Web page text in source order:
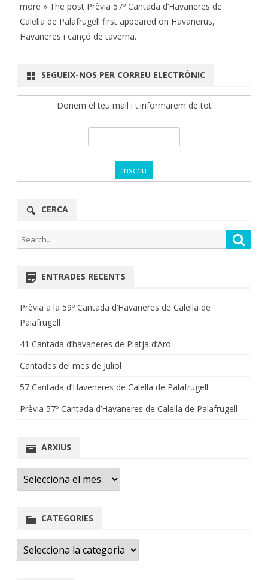
more » The post Prèvia 57º Cantada d’Havaneres de
Calella de Palafrugell first appeared on Havanerus,
Havaneres i cançó de taverna.
SEGUEIX-NOS PER CORREU ELECTRÒNIC
Donem el teu mail i t'informarem de tot
CERCA
Search
for:
ENTRADES RECENTS
Prèvia a la 59º Cantada d’Havaneres de Calella de
Palafrugell
41 Cantada d’havaneres de Platja d’Aro
Cantades del mes de Juliol
57 Cantada d’Haveneres de Calella de Palafrugell
Prèvia 57º Cantada d’Havaneres de Calella de Palafrugell
ARXIUS
Arxius
CATEGORIES
Categories